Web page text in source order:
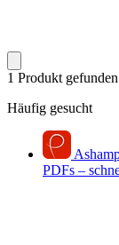
1 Produkt gefunden
Häufig gesucht
PDFs –